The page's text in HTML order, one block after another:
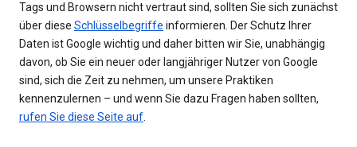
Tags und Browsern nicht vertraut sind, sollten Sie sich zunächst
über diese Schlüsselbegriffe informieren. Der Schutz Ihrer
Daten ist Google wichtig und daher bitten wir Sie, unabhängig
davon, ob Sie ein neuer oder langjähriger Nutzer von Google
sind, sich die Zeit zu nehmen, um unsere Praktiken
kennenzulernen – und wenn Sie dazu Fragen haben sollten,
rufen Sie diese Seite auf.